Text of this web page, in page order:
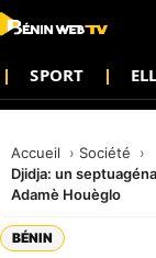
SPORT
Accueil
Société
Djidja: un
Adamè Houèglo
BÉNIN